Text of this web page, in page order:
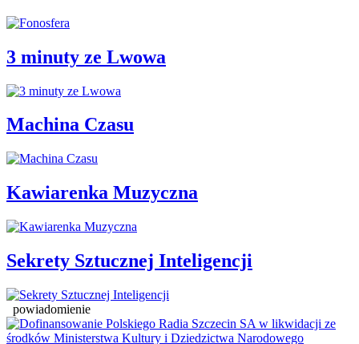
3 minuty ze Lwowa
Machina Czasu
Kawiarenka Muzyczna
Sekrety Sztucznej Inteligencji
powiadomienie